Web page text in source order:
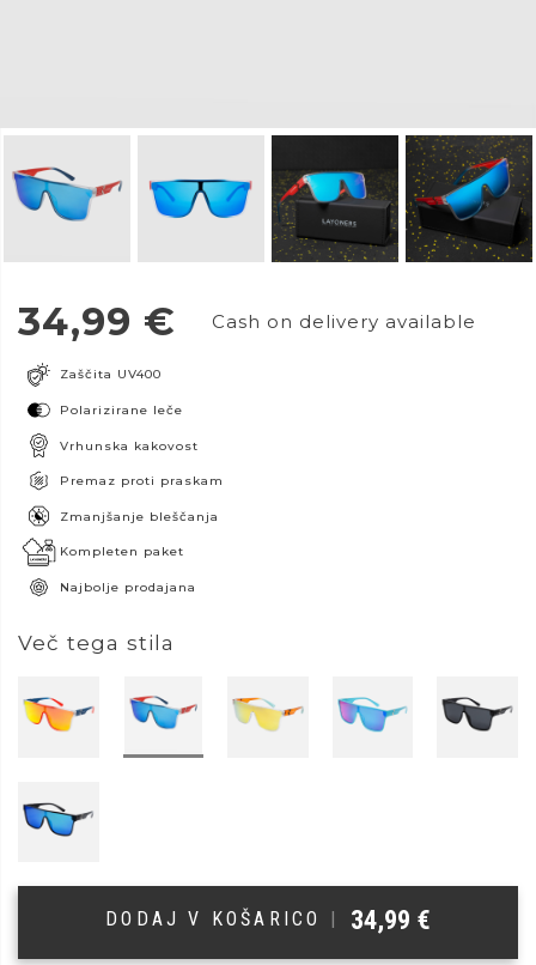
34,99 € Cash on delivery available
Zaščita UV400
Polarizirane leče
Vrhunska kakovost
Premaz proti praskam
Zmanjšanje bleščanja
Kompleten paket
Najbolje prodajana
Več tega stila
DODAJ V KOŠARICO 34,99 €